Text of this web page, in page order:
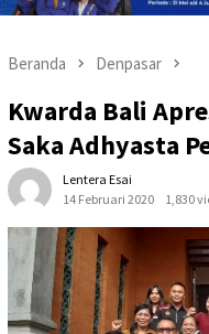
Beranda Denpasar
Kwarda Bali
Saka Adhyasta
Lentera Esai
14 Februari 2020
1,830